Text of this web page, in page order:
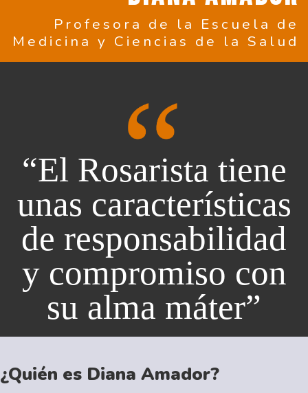
Profesora de la Escuela de
Medicina y Ciencias de la Salud
“El Rosarista tiene
unas características
de responsabilidad
y compromiso con
su alma máter”
¿Quién es Diana Amador?